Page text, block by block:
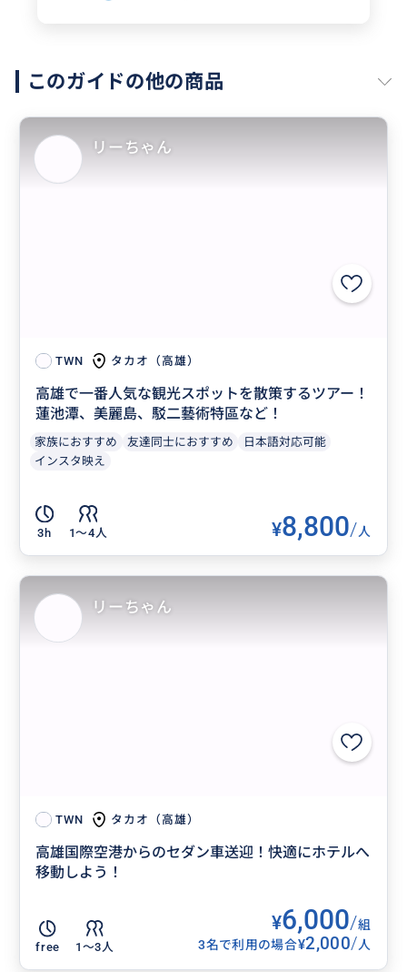
このガイドの他の商品
TWN タカオ（高雄）
高雄で一番人気な観光スポットを散策するツアー！
蓮池潭、美麗島、駁二藝術特區など！
家族におすすめ 友達同士におすすめ
日本語対応可能
インスタ映え
3h 1〜4人 ¥8,800/人
リーちゃん
TWN タカオ（高雄）
高雄国際空港からのセダン車送迎！快適にホテルへ
移動しよう！
free 1〜3人
¥6,000/組
3名で利用の場合¥2,000/人
リーちゃん